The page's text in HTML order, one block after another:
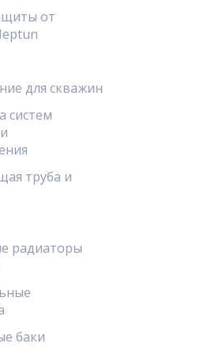
от
для скважин
систем
труба и
радиаторы
баки